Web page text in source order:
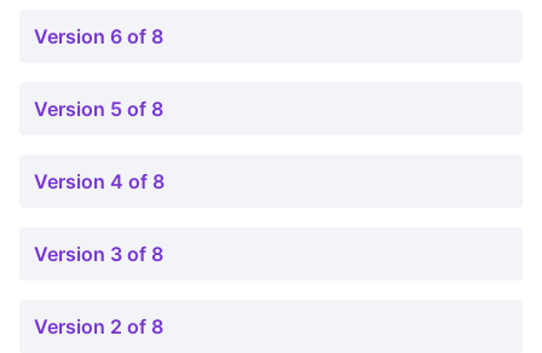
Version 6 of 8
Version 5 of 8
Version 4 of 8
Version 3 of 8
Version 2 of 8